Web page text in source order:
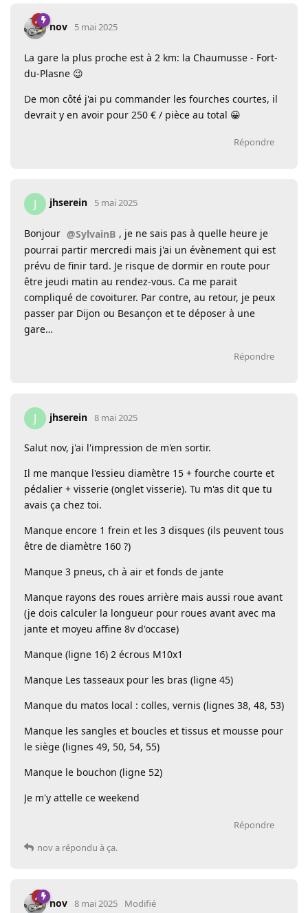
nov 5 mai 2025
La gare la plus proche est à 2 km: la Chaumusse - Fort-
du-Plasne 😉
De mon côté j'ai pu commander les fourches courtes, il
devrait y en avoir pour 250 € / pièce au total 😀
Répondre
J jhserein 5 mai 2025
Bonjour @SylvainB , je ne sais pas à quelle heure je
pourrai partir mercredi mais j'ai un évènement qui est
prévu de finir tard. Je risque de dormir en route pour
être jeudi matin au rendez-vous. Ca me parait
compliqué de covoiturer. Par contre, au retour, je peux
passer par Dijon ou Besançon et te déposer à une
gare…
Répondre
J jhserein 8 mai 2025
Salut nov, j'ai l'impression de m'en sortir.
Il me manque l'essieu diamètre 15 + fourche courte et
pédalier + visserie (onglet visserie). Tu m'as dit que tu
avais ça chez toi.
Manque encore 1 frein et les 3 disques (ils peuvent tous
être de diamètre 160 ?)
Manque 3 pneus, ch à air et fonds de jante
Manque rayons des roues arrière mais aussi roue avant
(je dois calculer la longueur pour roues avant avec ma
jante et moyeu affine 8v d'occase)
Manque (ligne 16) 2 écrous M10x1
Manque Les tasseaux pour les bras (ligne 45)
Manque du matos local : colles, vernis (lignes 38, 48, 53)
Manque les sangles et boucles et tissus et mousse pour
le siège (lignes 49, 50, 54, 55)
Manque le bouchon (ligne 52)
Je m'y attelle ce weekend
Répondre
nova répondu à ça.
nov 8 mai 2025 Modifié